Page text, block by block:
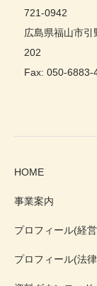
721-0942
広島県福山市引
202
Fax: 050-6883-
HOME
事業案内
プロフィール(経
プロフィール(法